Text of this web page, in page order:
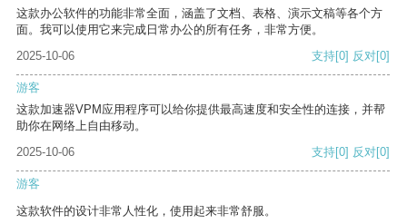
这款办公软件的功能非常全面，涵盖了文档、表格、演示文稿等各个方
面。我可以使用它来完成日常办公的所有任务，非常方便。
2025-10-06
支持[0] 反对[0]
游客
这款加速器VPM应用程序可以给你提供最高速度和安全性的连接，并帮
助你在网络上自由移动。
2025-10-06
支持[0] 反对[0]
游客
这款软件的设计非常人性化，使用起来非常舒服。